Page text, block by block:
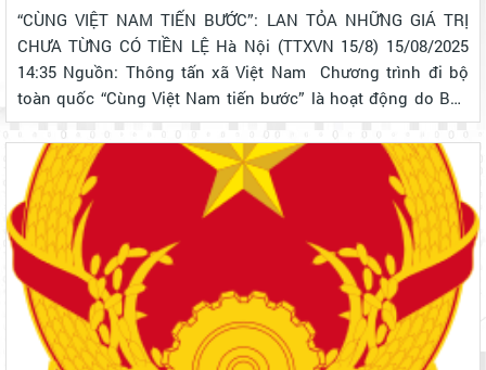
“CÙNG VIỆT NAM TIẾN BƯỚC”: LAN TỎA NHỮNG GIÁ TRỊ
CHƯA TỪNG CÓ TIỀN LỆ Hà Nội (TTXVN 15/8) 15/08/2025
14:35 Nguồn: Thông tấn xã Việt Nam Chương trình đi bộ
toàn quốc “Cùng Việt Nam tiến bước” là hoạt động do Báo
Nhân Dân tổ chức, phối hợp Bộ Công an nhằm kỷ niệm 80
năm Cách mạng Tháng Tám (19/8/19...